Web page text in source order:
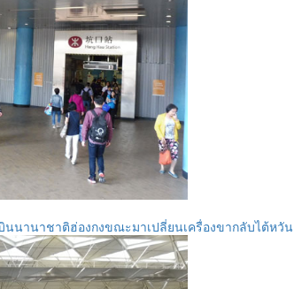
นนานาชาติฮ่องกงขณะมาเปลี่ยนเครื่องขากลับไต้หวัน